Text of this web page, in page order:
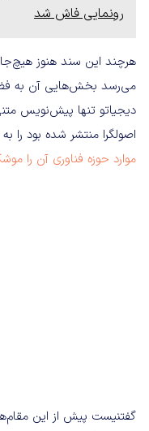
رونمایی فاش شد
هرچند این سند هنوز
می‌رسد بخش‌هایی آن به
دیجیاتو تنها پیش‌نویس
اصولگرا منتشر شده بود را
موارد حوزه فناوری آن را
گفتنیست پیش از این